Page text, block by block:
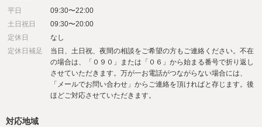
平日
09:30〜22:00
土日祝日
09:30〜20:00
定休日
なし
定休日補足
当日、土日祝、夜間の相談をご希望の方もご連絡ください。不在
の場合は、「０９０」または「０６」から始まる番号で折り返し
させていただきます。万が一お電話がつながらない場合には、
「メールでお問い合わせ」からご連絡を頂ければと存じます。後
ほどご対応させていただきます。
対応地域